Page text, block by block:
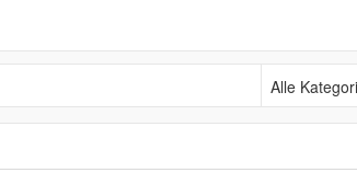
Alle Kategorien